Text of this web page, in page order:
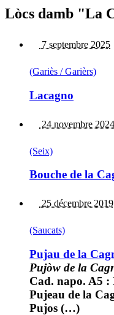
Lòcs damb "La
7 septembre 2025
(Gariès / Garièrs)
Lacagno
24 novembre 2024
(Seix)
Bouche de la
25 décembre 2019
(Saucats)
Pujau de la
Pujòw de la
Cad. napo. A5 :
Pujeau de la
Pujos (…)